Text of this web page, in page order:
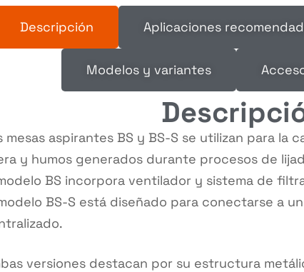
Descripción Aplicaciones
Modelos y variantes
mesas aspirantes BS y BS-S se utilizan para
y humos generados durante procesos de
BS incorpora ventilador y sistema de
BS-S está diseñado para conectarse a
versiones destacan por su estructura